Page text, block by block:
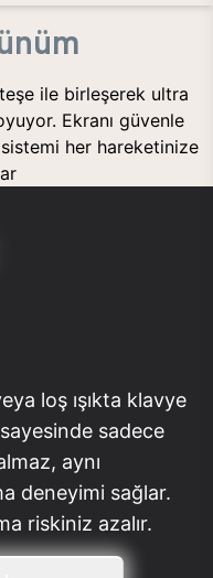
ile birleşerek ultra
Ekranı güvenle
sistemi her hareketinize
loş ışıkta klavye
sayesinde sadece
aynı
deneyimi sağlar.
riskiniz azalır.